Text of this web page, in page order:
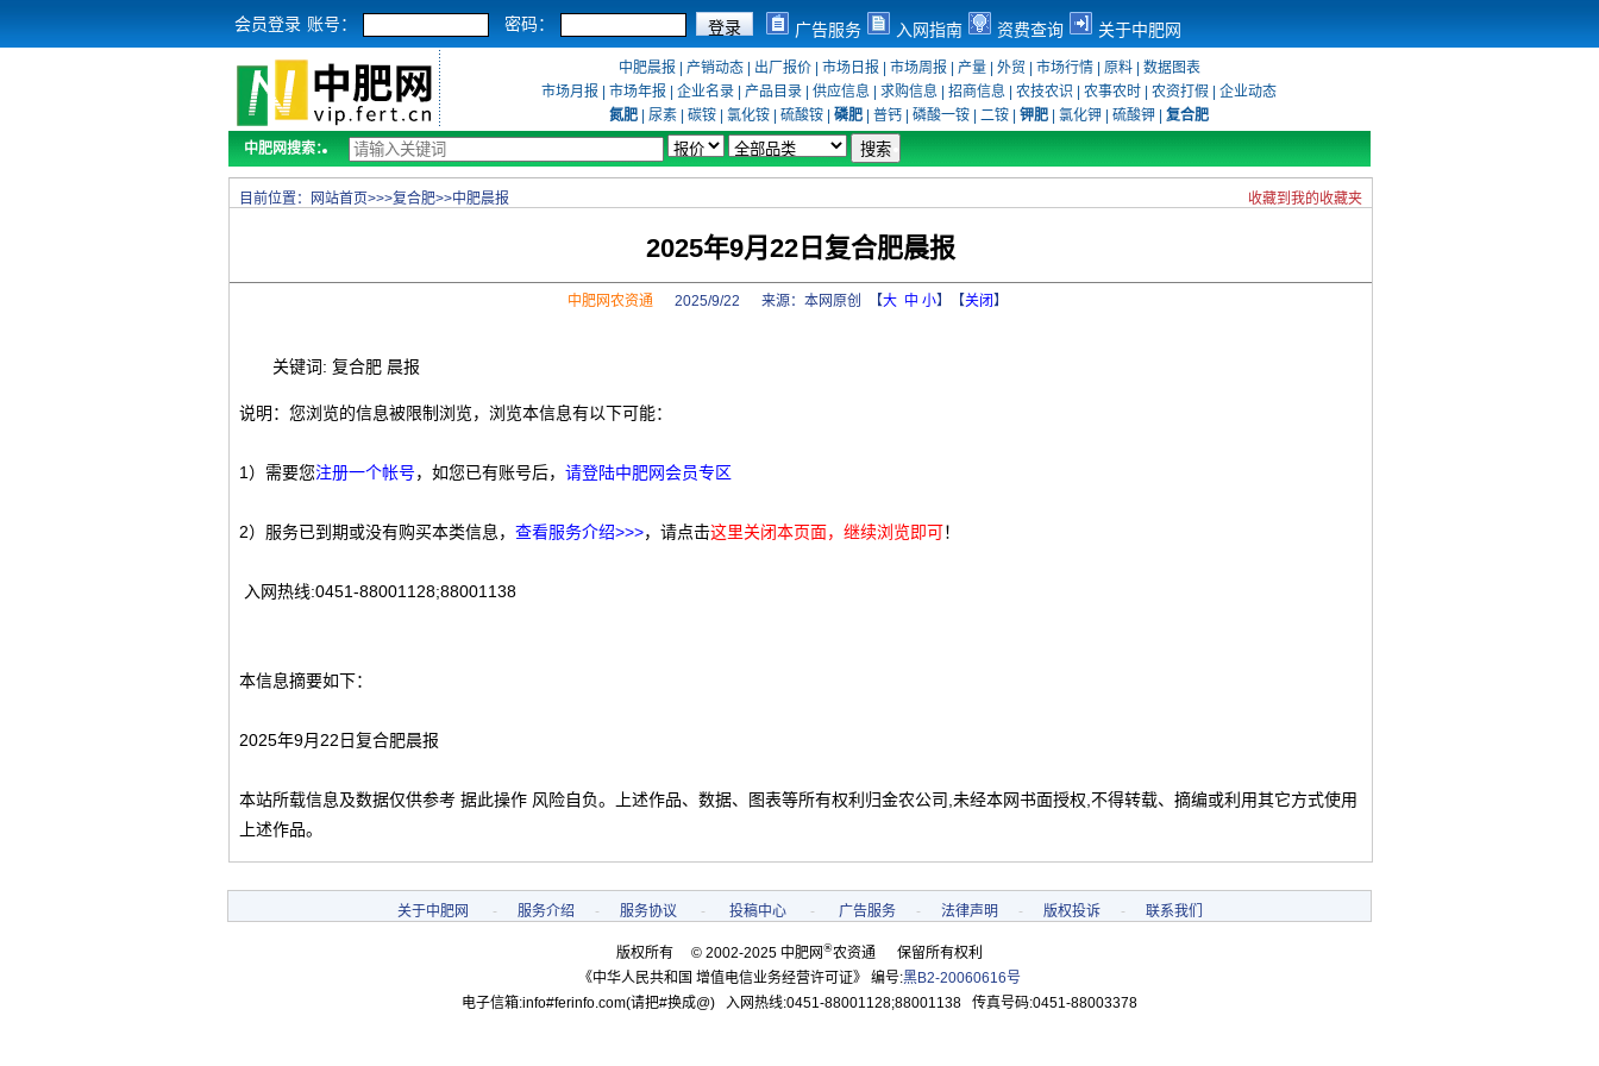
会员登录 账号： 密码： 广告服务 入网指南 资费查询 关于中肥网
中肥晨报 产销动态| 出厂报价| 市场日报 市场周报 产量| 外贸 市场行情| 原料| 数据图表
市场月报
市场年报 企业名录 产品目录 供应信息 求购信息 招商信息 农技农识 农事农时 农资打假
企业动态
氮肥
尿素 碳铵 氯化铵 硫酸铵 磷肥 普钙 磷酸一铵 二铵 钾肥 氯化钾 硫酸钾
复合肥
中肥网搜索：
目前位置： 网站首页>>>复合肥>>中肥晨报 收藏到我的收藏夹
2025年9月22日复合肥晨报
中肥网农资通 2025/9/22 来源： 本网原创 【大 中 小】【关闭】
关键词: 复合肥 晨报
说明：您浏览的信息被限制浏览，浏览本信息有以下可能：
1）需要您注册一个帐号，如您已有账号后， 请登陆中肥网会员专区
2）服务已到期或没有购买本类信息， 查看服务介绍>>>，请点击这里关闭本页面，继续浏览即可！
入网热线:0451-88001128;88001138
本信息摘要如下：
2025年9月22日复合肥晨报
本站所载信息及数据仅供参考 据此操作 风险自负。上述作品、数据、图表等所有权利归金农公司,未经本网书面授权,不得转载、摘编或利用其它方式使用
上述作品。
关于中肥网 - 服务介绍 - 服务协议 - 投稿中心 - 广告服务 - 法律声明 - 版权投诉 - 联系我们
版权所有 © 2002-2025 中肥网®农资通 保留所有权利
《中华人民共和国 增值电信业务经营许可证》 编号:黑B2-20060616号
电子信箱:info#ferinfo.com(请把#换成@) 入网热线:0451-88001128;88001138 传真号码:0451-88003378